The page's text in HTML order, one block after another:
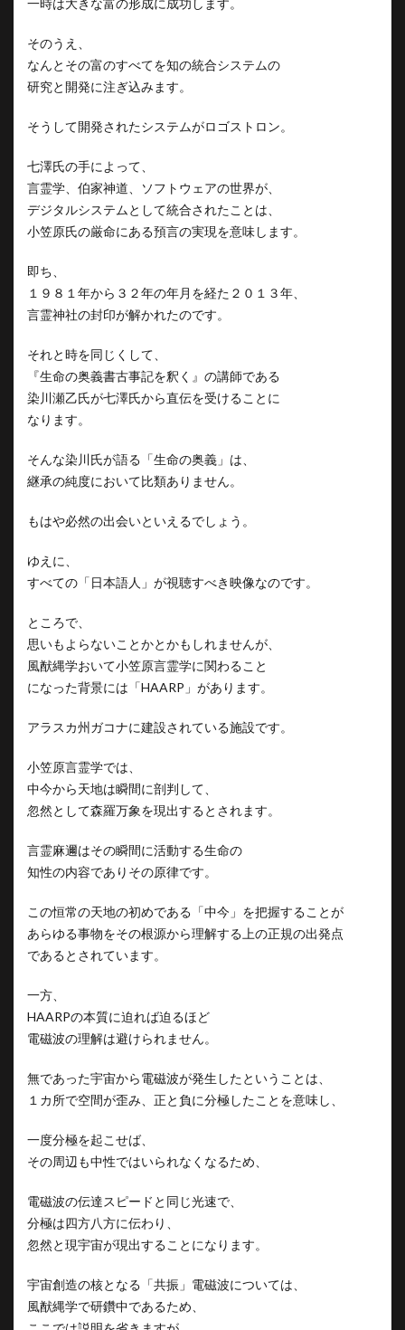
一時は大きな富の形成に成功します。
そのうえ、
なんとその富のすべてを知の統合システムの
研究と開発に注ぎ込みます。
そうして開発されたシステムがロゴストロン。
七澤氏の手によって、
言霊学、伯家神道、ソフトウェアの世界が、
デジタルシステムとして統合されたことは、
小笠原氏の厳命にある預言の実現を意味します。
即ち、
１９８１年から３２年の年月を経た２０１３年、
言霊神社の封印が解かれたのです。
それと時を同じくして、
『生命の奥義書古事記を釈く』の講師である
染川瀬乙氏が七澤氏から直伝を受けることに
なります。
そんな染川氏が語る「生命の奥義」は、
継承の純度において比類ありません。
もはや必然の出会いといえるでしょう。
ゆえに、
すべての「日本語人」が視聴すべき映像なのです。
ところで、
思いもよらないことかとかもしれませんが、
風猷縄学おいて小笠原言霊学に関わること
になった背景には「HAARP」があります。
アラスカ州ガコナに建設されている施設です。
小笠原言霊学では、
中今から天地は瞬間に剖判して、
忽然として森羅万象を現出するとされます。
言霊麻邇はその瞬間に活動する生命の
知性の内容でありその原律です。
この恒常の天地の初めである「中今」を把握することが
あらゆる事物をその根源から理解する上の正規の出発点
であるとされています。
一方、
HAARPの本質に迫れば迫るほど
電磁波の理解は避けられません。
無であった宇宙から電磁波が発生したということは、
１カ所で空間が歪み、正と負に分極したことを意味し、
一度分極を起こせば、
その周辺も中性ではいられなくなるため、
電磁波の伝達スピードと同じ光速で、
分極は四方八方に伝わり、
忽然と現宇宙が現出することになります。
宇宙創造の核となる「共振」電磁波については、
風猷縄学で研鑽中であるため、